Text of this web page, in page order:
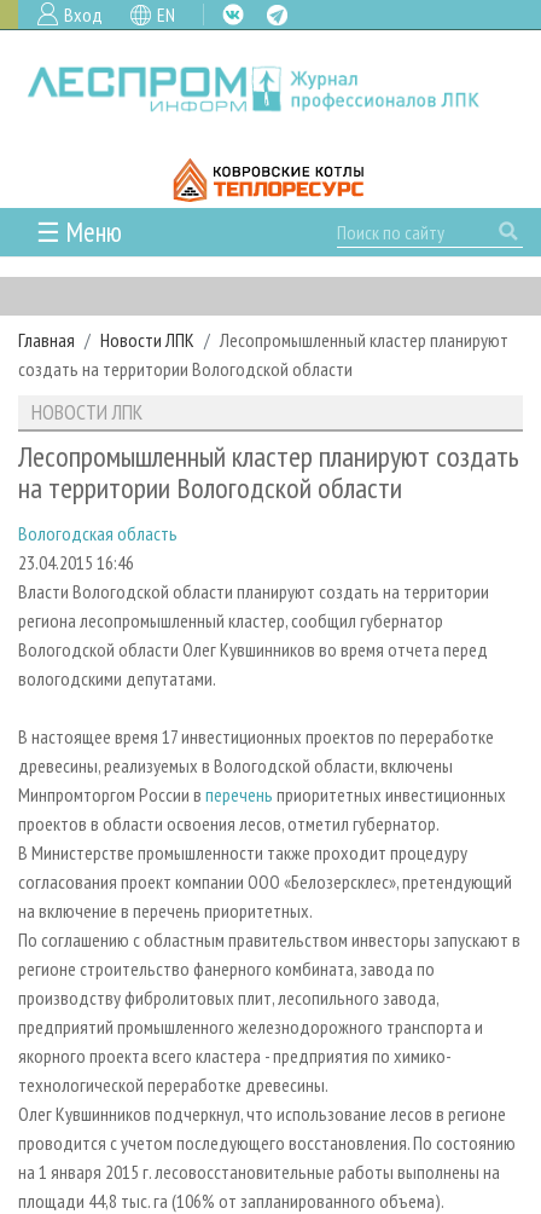
Вход EN
☰ Меню
ГЛАВНАЯ
РУБРИКИ И ТЕМЫ
РУБРИКИ ЖУРНАЛА
ЛЕСОЗАГОТОВКА
ЛЕСОПИЛЕНИЕ
СУШКА ДРЕВЕСИНЫ
ПРОИЗВОДСТВО ДРЕВЕСНЫХ ПЛИТ
ДЕРЕВЯННОЕ ДОМОСТРОЕНИЕ
ПРОИЗВОДСТВО МЕБЕЛИ
ЦБП
ИНСТРУМЕНТ И МАТЕРИАЛЫ
НОВОСТИ
НОВОСТИ ЛПК
НОВОСТИ ЖУРНАЛА
ПРОЕКТЫ ЛПИ
АНАЛИТИКА
ПРЕДПРИЯТИЯ ЛПК
ПЕРСОНЫ
МОБИЛЬНЫЕ ВЫСТАВКИ
ОФИЦИАЛЬНЫЕ ДЕЛЕГАЦИИ
ПРИОРИТЕТНЫЕ ИНВЕСТПРОЕКТЫ
ГАЗЕТА ЛЕСПРОМФОРУМ
БИБЛИОТЕКА СПЕЦИАЛИСТА
АРХИВ ЖУРНАЛОВ
О ЖУРНАЛЕ
ПОДПИСКА
КОНТАКТЫ
РЕКЛАМОДАТЕЛЯМ
РЕКЛАМА
РЕКЛАМА НА САЙТЕ
Главная Новости ЛПК
Лесопромышленный кластер планируют
создать на территории Вологодской области
НОВОСТИ ЛПК
Лесопромышленный кластер планируют создать
на территории Вологодской области
Вологодская область
23.04.2015 16:46
Власти Вологодской области планируют создать на территории
региона лесопромышленный кластер, сообщил губернатор
Вологодской области Олег Кувшинников во время отчета перед
вологодскими депутатами.
В настоящее время 17 инвестиционных проектов по переработке
древесины, реализуемых в Вологодской области, включены
Минпромторгом России в перечень приоритетных инвестиционных
проектов в области освоения лесов, отметил губернатор.
В Министерстве промышленности также проходит процедуру
согласования проект компании ООО «Белозерсклес», претендующий
на включение в перечень приоритетных.
По соглашению с областным правительством инвесторы запускают в
регионе строительство фанерного комбината, завода по
производству фибролитовых плит, лесопильного завода,
предприятий промышленного железнодорожного транспорта и
якорного проекта всего кластера - предприятия по химико-
технологической переработке древесины.
Олег Кувшинников подчеркнул, что использование лесов в регионе
проводится с учетом последующего восстановления. По состоянию
на 1 января 2015 г. лесовосстановительные работы выполнены на
площади 44,8 тыс. га (106% от запланированного объема).